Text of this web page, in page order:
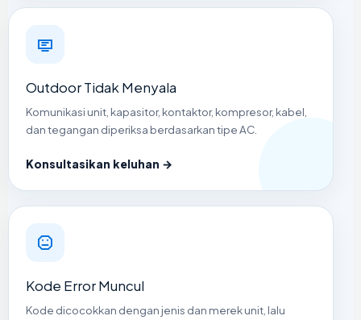
Outdoor Tidak Menyala
Komunikasi unit, kapasitor, kontaktor, kompresor, kabel,
dan tegangan diperiksa berdasarkan tipe AC.
Konsultasikan keluhan →
Kode Error Muncul
Kode dicocokkan dengan jenis dan merek unit, lalu